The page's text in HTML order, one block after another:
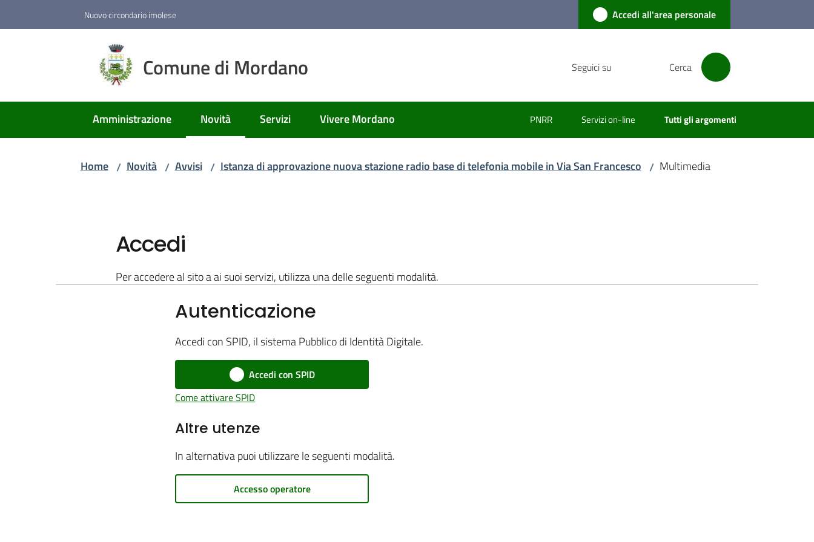
Nuovo circondario imolese Accedi all'area personale
Comune di Mordano Seguici su Cerca
Amministrazione Novità
Menu selezionato
Servizi Vivere Mordano PNRR Servizi on-line Tutti gli argomenti
Home / Novità / Avvisi / Istanza di approvazione nuova stazione radio base di telefonia mobile in Via San Francesco / Multimedia
Accedi
Per accedere al sito a ai suoi servizi, utilizza una delle seguenti modalità.
Autenticazione
Accedi con SPID, il sistema Pubblico di Identità Digitale.
Accedi con SPID
Come attivare SPID
Altre utenze
In alternativa puoi utilizzare le seguenti modalità.
Accesso operatore